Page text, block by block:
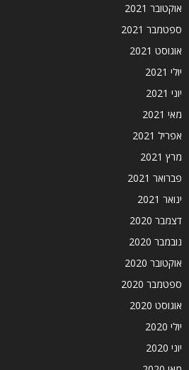
אוקטובר 2021
ספטמבר 2021
אוגוסט 2021
יולי 2021
יוני 2021
מאי 2021
אפריל 2021
מרץ 2021
פברואר 2021
ינואר 2021
דצמבר 2020
נובמבר 2020
אוקטובר 2020
ספטמבר 2020
אוגוסט 2020
יולי 2020
יוני 2020